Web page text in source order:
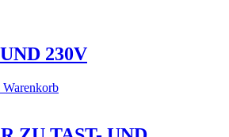
230V
Warenkorb